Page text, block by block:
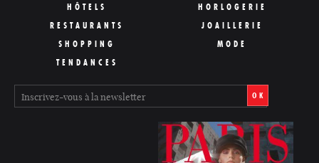
HÔTELS
RESTAURANTS
SHOPPING
TENDANCES
HORLOGERIE
JOAILLERIE
MODE
OK